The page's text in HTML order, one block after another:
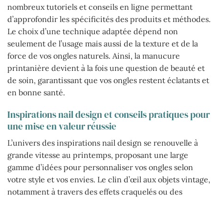
nombreux tutoriels et conseils en ligne permettant
d’approfondir les spécificités des produits et méthodes.
Le choix d’une technique adaptée dépend non
seulement de l’usage mais aussi de la texture et de la
force de vos ongles naturels. Ainsi, la manucure
printanière devient à la fois une question de beauté et
de soin, garantissant que vos ongles restent éclatants et
en bonne santé.
Inspirations nail design et conseils pratiques pour
une mise en valeur réussie
L’univers des inspirations nail design se renouvelle à
grande vitesse au printemps, proposant une large
gamme d’idées pour personnaliser vos ongles selon
votre style et vos envies. Le clin d’œil aux objets vintage,
notamment à travers des effets craquelés ou des